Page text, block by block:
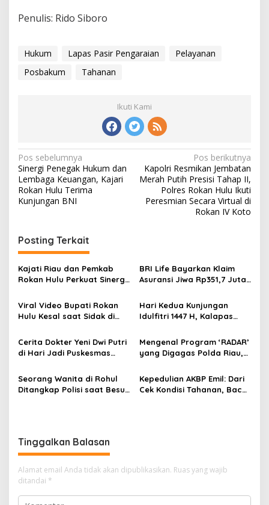
Penulis: Rido Siboro
Hukum Lapas Pasir Pengaraian
Pelayanan
Posbakum
Tahanan
Ikuti Kami
Navigasi
pos
Pos sebelumnya
Sinergi Penegak Hukum dan
Lembaga Keuangan, Kajari
Rokan Hulu Terima
Kunjungan BNI
Pos berikutnya
Kapolri Resmikan Jembatan
Merah Putih Presisi Tahap II,
Polres Rokan Hulu Ikuti
Peresmian Secara Virtual di
Rokan IV Koto
Posting Terkait
Kajati Riau dan Pemkab
Rokan Hulu Perkuat Sinergi,
Pembangunan Sesuai
Koridor Hukum
BRI Life Bayarkan Klaim
Asuransi Jiwa Rp351,7 Juta,
Pelayanan Cepat
Viral Video Bupati Rokan
Hulu Kesal saat Sidak di
Penyebabnya
Hari Kedua Kunjungan
Idulfitri 1447 H, Kalapas
Langsung Pelayanan
Cerita Dokter Yeni Dwi Putri
di Hari Jadi Puskesmas
Bertugas 3 Tahun di Sini
Mengenal Program ‘RADAR’
yang Digagas Polda Riau,
Seorang Wanita di Rohul
Ditangkap Polisi saat Besuk
Kepedulian AKBP Emil: Dari
Cek Kondisi Tahanan, Baca
Tinggalkan Balasan
Alamat email Anda tidak akan dipublikasikan. Ruas yang wajib
ditandai *